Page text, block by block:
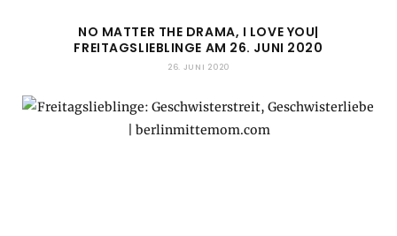
NO MATTER THE DRAMA, I LOVE YOU|
FREITAGSLIEBLINGE AM 26. JUNI 2020
26. JUNI 2020